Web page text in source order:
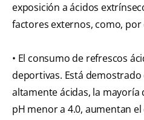
exposición a ácidos
factores externos, como, por
• El consumo de refrescos
deportivas. Está demostrado
altamente ácidas, la mayoría
pH menor a 4.0, aumentan